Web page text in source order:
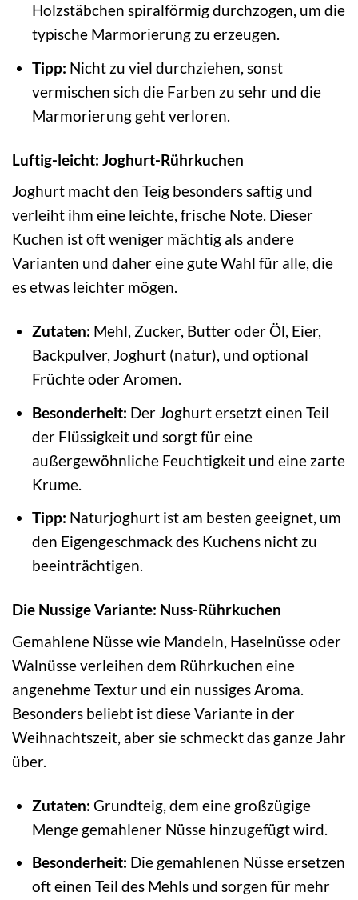
Holzstäbchen spiralförmig durchzogen, um die
typische Marmorierung zu erzeugen.
Tipp: Nicht zu viel durchziehen, sonst
vermischen sich die Farben zu sehr und die
Marmorierung geht verloren.
Luftig-leicht: Joghurt-Rührkuchen
Joghurt macht den Teig besonders saftig und
verleiht ihm eine leichte, frische Note. Dieser
Kuchen ist oft weniger mächtig als andere
Varianten und daher eine gute Wahl für alle, die
es etwas leichter mögen.
Zutaten: Mehl, Zucker, Butter oder Öl, Eier,
Backpulver, Joghurt (natur), und optional
Früchte oder Aromen.
Besonderheit: Der Joghurt ersetzt einen Teil
der Flüssigkeit und sorgt für eine
außergewöhnliche Feuchtigkeit und eine zarte
Krume.
Tipp: Naturjoghurt ist am besten geeignet, um
den Eigengeschmack des Kuchens nicht zu
beeinträchtigen.
Die Nussige Variante: Nuss-Rührkuchen
Gemahlene Nüsse wie Mandeln, Haselnüsse oder
Walnüsse verleihen dem Rührkuchen eine
angenehme Textur und ein nussiges Aroma.
Besonders beliebt ist diese Variante in der
Weihnachtszeit, aber sie schmeckt das ganze Jahr
über.
Zutaten: Grundteig, dem eine großzügige
Menge gemahlener Nüsse hinzugefügt wird.
Besonderheit: Die gemahlenen Nüsse ersetzen
oft einen Teil des Mehls und sorgen für mehr